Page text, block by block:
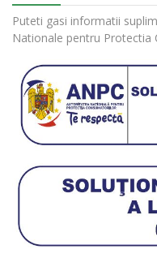
Puteti gasi informatii
Nationale pentru Protectia